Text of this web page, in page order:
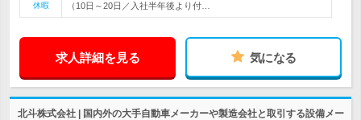
休暇
（10日～20日／入社半年後より付…
求人詳細を見る 気になる
北斗株式会社 | 国内外の大手自動車メーカーや製造会社と取引する設備メー